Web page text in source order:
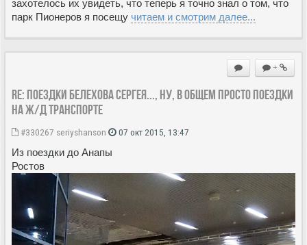
захотелось их увидеть, что теперь я точно знал о том, что
парк Пионеров я посещу читаем и смотрим далее...
+
Re: Поездки Белехова Сергея..., ну, в общем просто поездки
на ж/д транспорте
#330267 seriyshanson 07 окт 2015, 13:47
Из поездки до Анапы
Ростов